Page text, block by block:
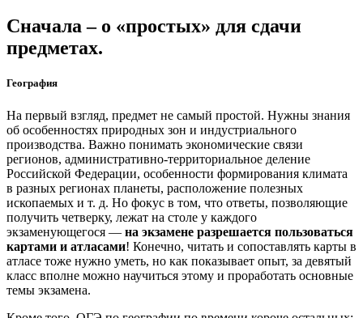
Сначала – о «простых» для сдачи
предметах.
География
На первый взгляд, предмет не самый простой. Нужны знания
об особенностях природных зон и индустриального
производства. Важно понимать экономические связи
регионов, административно-территориальное деление
Российской Федерации, особенности формирования климата
в разных регионах планеты, расположение полезных
ископаемых и т. д. Но фокус в том, что ответы, позволяющие
получить четверку, лежат на столе у каждого
экзаменующегося — на экзамене разрешается пользоваться
картами и атласами! Конечно, читать и сопоставлять карты в
атласе тоже нужно уметь, но как показывает опыт, за девятый
класс вполне можно научиться этому и проработать основные
темы экзамена.